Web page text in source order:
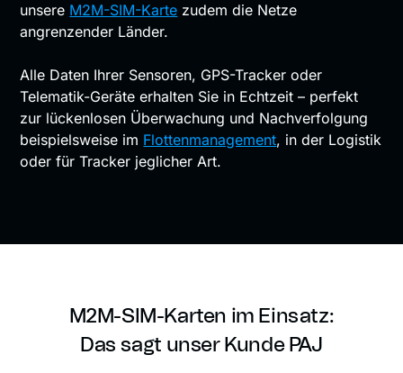
unsere M2M-SIM-Karte zudem die Netze
angrenzender Länder.
Alle Daten Ihrer Sensoren, GPS-Tracker oder
Telematik-Geräte erhalten Sie in Echtzeit – perfekt
zur lückenlosen Überwachung und Nachverfolgung
beispielsweise im Flottenmanagement, in der Logistik
oder für Tracker jeglicher Art.
M2M-SIM-Karten im Einsatz:
Das sagt unser Kunde PAJ